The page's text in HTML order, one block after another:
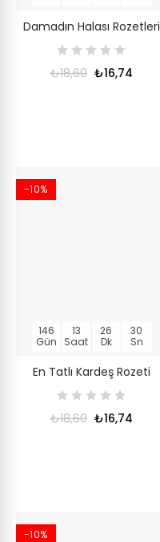
Damadın Halası Rozetleri
₺18,60 ₺16,74
-10%
146
Gün
13
Saat
26
Dk
30
Sn
En Tatlı Kardeş Rozeti
₺18,60 ₺16,74
-10%